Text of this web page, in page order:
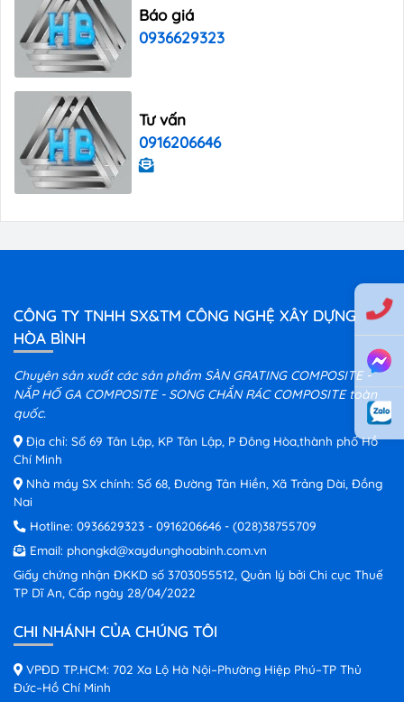
Báo giá
0936629323
Tư vấn
0916206646
CÔNG TY TNHH SX&TM CÔNG NGHỆ XÂY DỰNG
HÒA BÌNH
Chuyên sản xuất các sản phẩm SÀN GRATING COMPOSITE -
NẮP HỐ GA COMPOSITE - SONG CHẮN RÁC COMPOSITE toàn
quốc.
Địa chỉ: Số 69 Tân Lập, KP Tân Lập, P Đông Hòa,thành phố Hồ
Chí Minh
Nhà máy SX chính: Số 68, Đường Tân Hiền, Xã Trảng Dài, Đồng
Nai
Hotline: 0936629323 - 0916206646 - (028)38755709
Email: phongkd@xaydunghoabinh.com.vn
Giấy chứng nhận ĐKKD số 3703055512, Quản lý bởi Chi cục Thuế
TP Dĩ An, Cấp ngày 28/04/2022
CHI NHÁNH CỦA CHÚNG TÔI
VPĐD TP.HCM: 702 Xa Lộ Hà Nội–Phường Hiệp Phú–TP Thủ
Đức–Hồ Chí Minh